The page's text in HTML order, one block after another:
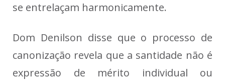
se entrelaçam harmonicamente.
Dom Denilson disse que o processo de
canonização revela que a santidade não é
expressão de mérito individual ou